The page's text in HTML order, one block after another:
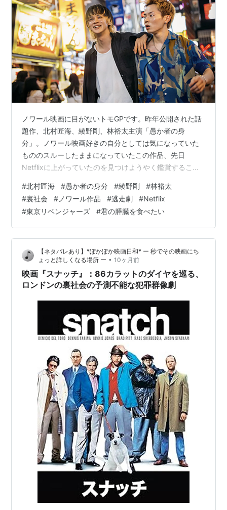
ノワール映画に目がないトモGPです。昨年公開された話
題作、北村匠海、綾野剛、林裕太主演「愚か者の身
分」。ノワール映画好きの自分としては気になっていた
もののスルーしたままになっていたこの作品、先日
Netflixに上がっていたのを見つけようやく鑑賞すること
ながら、とにかく驚いたのが主演の北村匠海の素晴らし
すぎる演技でした。というわけで今回は、キラキラ王子
の印象が強かった北村匠海が今作で見せた闇とも言え
る”新しい顔”の魅力についてお届けしたいと思います。
俳優 北村匠海が演じる絶望の美学 ”北村匠海”という名前
を聞いて、皆さんがが真っ先に思い浮かべる…
#北村匠海 #愚か者の身分 #綾野剛 #林裕太
#裏社会 # ノワール作品 #逃走劇 #Netflix
#東京リベンジャーズ #君の膵臓を食べたい
【ネタバレあり】*ぽかぽか映画日和* ー 秒でその映画にち
ょっと詳しくなる場所 ー • 10ヶ月前
映画『スナッチ』：86カラットのダイヤを巡る、
ロンドンの裏社会の予測不能な犯罪群像劇